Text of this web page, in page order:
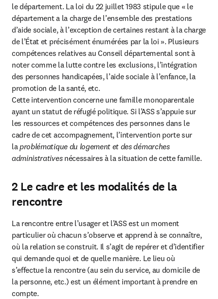
le département. La loi du 22 juillet 1983 stipule que « le
département a la charge de l’ensemble des prestations
d’aide sociale, à l’exception de certaines restant à la charge
de l’État et précisément énumérées par la loi ». Plusieurs
compétences relatives au Conseil départemental sont à
noter comme la lutte contre les exclusions, l’intégration
des personnes handicapées, l’aide sociale à l’enfance, la
promotion de la santé, etc.
Cette intervention concerne une famille monoparentale
ayant un statut de réfugié politique. Si l’ASS s’appuie sur
les ressources et compétences des personnes dans le
cadre de cet accompagnement, l’intervention porte sur
la problématique du logement et des démarches
administratives nécessaires à la situation de cette famille.
2 Le cadre et les modalités de la
rencontre
La rencontre entre l’usager et l’ASS est un moment
particulier où chacun s’observe et apprend à se connaître,
où la relation se construit. Il s’agit de repérer et d’identifier
qui demande quoi et de quelle manière. Le lieu où
s’effectue la rencontre (au sein du service, au domicile de
la personne, etc.) est un élément important à prendre en
compte.